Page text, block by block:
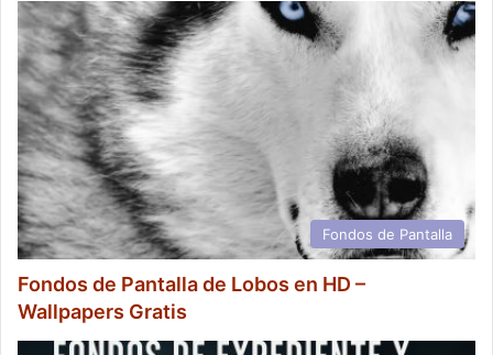
Fondos de Pantalla
Fondos de Pantalla de Lobos en HD –
Wallpapers Gratis